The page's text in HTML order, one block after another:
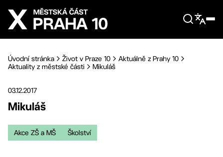
Přejít na hlavní obsah
Úvodní stránka Život v Praze 10
Aktuálně z Prahy 10
Aktuality z městské části
Mikuláš
03.12.2017
Mikuláš
Akce ZŠ a MŠ Školství